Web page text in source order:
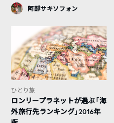
阿部サキソフォン
ひとり旅
ロンリープラネットが選ぶ「海
外旅行先ランキング」2016年